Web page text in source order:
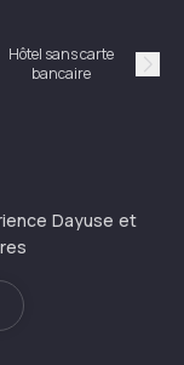
Hôtel sans carte
bancaire
Dayuse et